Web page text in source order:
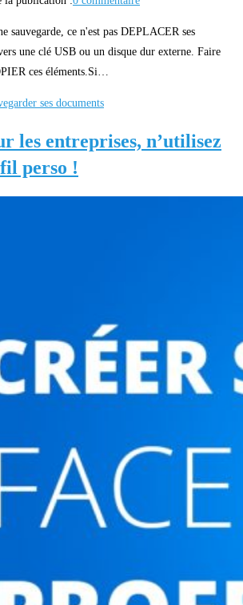
sauvegarde, ce n'est pas DEPLACER ses
une clé USB ou un disque dur externe. Faire
ces éléments.Si…
ses documents
les entreprises, n’utilisez
perso !